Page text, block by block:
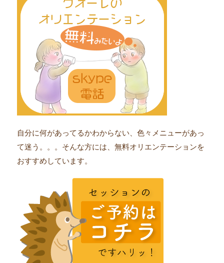
自分に何があってるかわからない、色々メニューがあっ
て迷う。。。そんな方には、無料オリエンテーションを
おすすめしています。